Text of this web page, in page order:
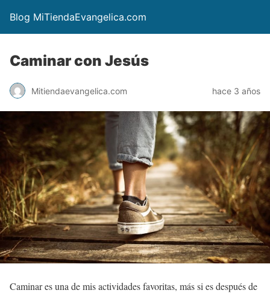
Blog MiTiendaEvangelica.com
Caminar con Jesús
Mitiendaevangelica.com hace 3 años
Caminar es una de mis actividades favoritas, más si es después de